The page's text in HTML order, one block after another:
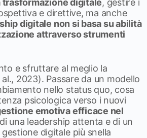
trasformazione digitale, gestire i
e direttive, ma anche
digitale non si basa su abilità
attraverso strumenti
e sfruttare al meglio la
2023). Passare da un modello
nello status quo, cosa
psicologica verso i nuovi
emotiva efficace nel
una leadership attenta e di un
digitale più snella